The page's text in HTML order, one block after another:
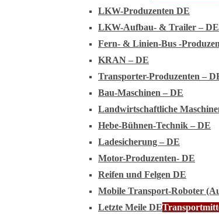
LKW-Produzenten DE
LKW-Aufbau- & Trailer – DE
Fern- & Linien-Bus -
KRAN – DE
Transporter-Produzenten –
Bau-Maschinen – DE
Landwirtschaftliche
Hebe-Bühnen-Technik – DE
Ladesicherung – DE
Motor-Produzenten- DE
Reifen und Felgen DE
Mobile Transport-Roboter
Letzte Meile DE